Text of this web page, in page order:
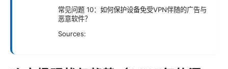
常见问题 10：如何保护设备免受VPN伴随的广告与
恶意软件？
Sources: